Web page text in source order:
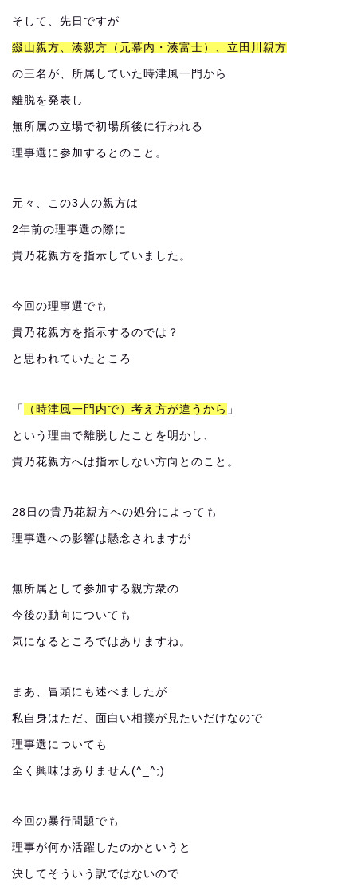
そして、先日ですが
錣山親方、湊親方（元幕内・湊富士）、立田川親方
の三名が、所属していた時津風一門から
離脱を発表し
無所属の立場で初場所後に行われる
理事選に参加するとのこと。
元々、この3人の親方は
2年前の理事選の際に
貴乃花親方を指示していました。
今回の理事選でも
貴乃花親方を指示するのでは？
と思われていたところ
「 （時津風一門内で）考え方が違うから 」
という理由で離脱したことを明かし、
貴乃花親方へは指示しない方向とのこと。
28日の貴乃花親方への処分によっても
理事選への影響は懸念されますが
無所属として参加する親方衆の
今後の動向についても
気になるところではありますね。
まあ、冒頭にも述べましたが
私自身はただ、面白い相撲が見たいだけなので
理事選についても
全く興味はありません(^_^;)
今回の暴行問題でも
理事が何か活躍したのかというと
決してそういう訳ではないので